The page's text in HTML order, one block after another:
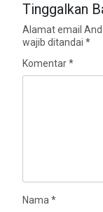
Tinggalkan
Alamat email
wajib ditandai*
Komentar*
Nama*